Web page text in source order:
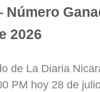
2026
de La Diaria
PM hoy 28 de